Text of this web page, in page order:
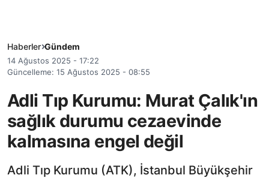
Haberler Gündem
14 Ağustos 2025 - 17:22
Güncelleme: 15 Ağustos 2025 - 08:55
Adli Tıp Kurumu: Murat Çalık'ın
sağlık durumu cezaevinde
kalmasına engel değil
Adli Tıp Kurumu (ATK), İstanbul Büyükşehir